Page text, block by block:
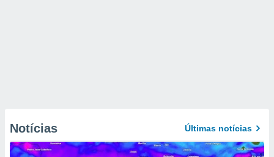
Notícias Últimas notícias